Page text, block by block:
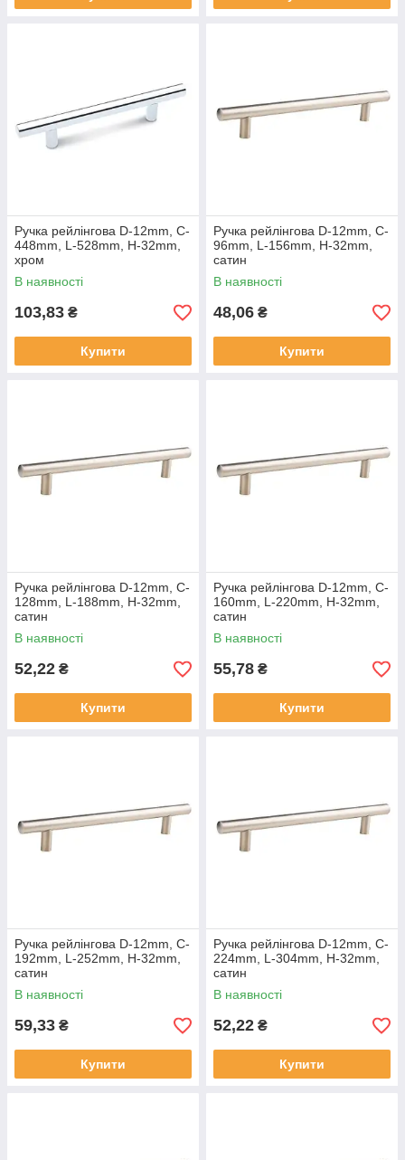
Ручка рейлінгова D-12mm, C-
448mm, L-528mm, H-32mm,
хром
В наявності
103,83 ₴
Купити
Ручка рейлінгова D-12mm, C-
96mm, L-156mm, H-32mm,
сатин
В наявності
48,06 ₴
Купити
Ручка рейлінгова D-12mm, C-
128mm, L-188mm, H-32mm,
сатин
В наявності
52,22 ₴
Купити
Ручка рейлінгова D-12mm, C-
160mm, L-220mm, H-32mm,
сатин
В наявності
55,78 ₴
Купити
Ручка рейлінгова D-12mm, C-
192mm, L-252mm, H-32mm,
сатин
В наявності
59,33 ₴
Купити
Ручка рейлінгова D-12mm, C-
224mm, L-304mm, H-32mm,
сатин
В наявності
52,22 ₴
Купити